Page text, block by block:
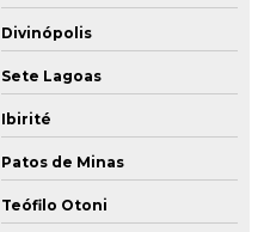
Divinópolis
Sete Lagoas
Ibirité
Patos de Minas
Teófilo Otoni